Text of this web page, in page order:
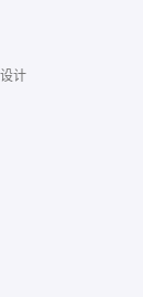
设计